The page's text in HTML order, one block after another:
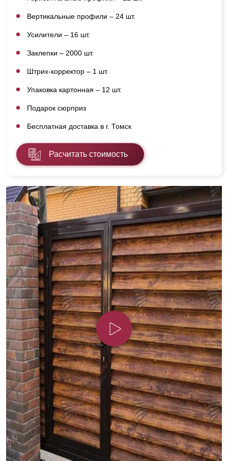
Вертикальные профили – 24 шт.
Усилители – 16 шт.
Заклепки – 2000 шт.
Штрих-корректор – 1 шт.
Упаковка картонная – 12 шт.
Подарок сюрприз
Бесплатная доставка в г. Томск
Расчитать стоимость